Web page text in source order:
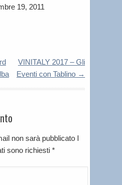
19, 2011
VINITALY 2017 – Gli
Eventi con Tablino →
non sarà pubblicato I
sono richiesti *